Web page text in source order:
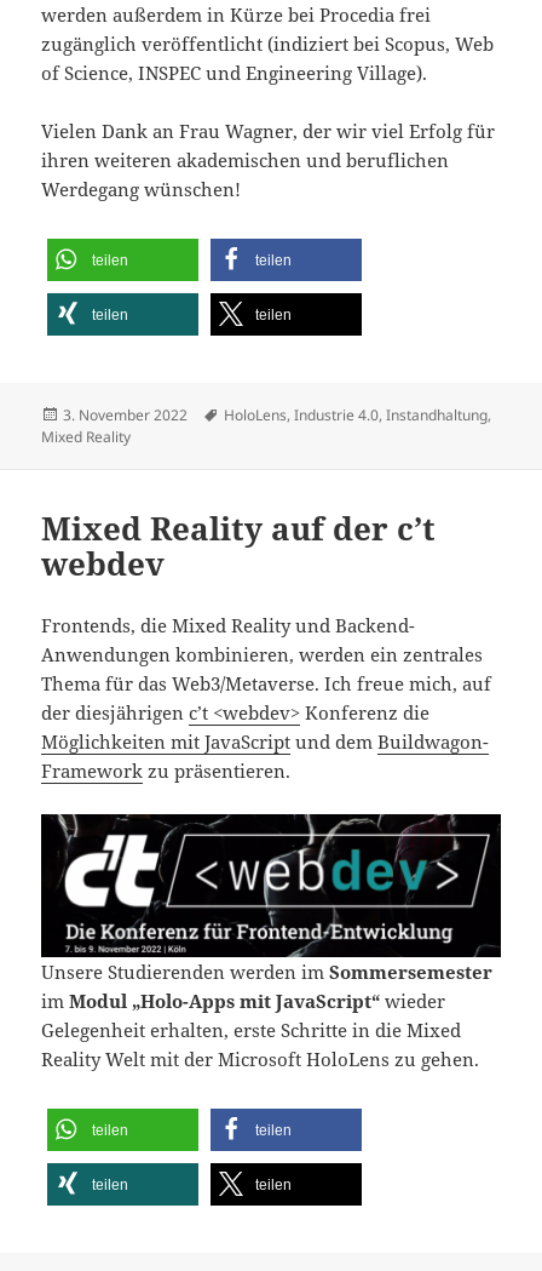
werden außerdem in Kürze bei Procedia frei
zugänglich veröffentlicht (indiziert bei Scopus, Web
of Science, INSPEC und Engineering Village).
Vielen Dank an Frau Wagner, der wir viel Erfolg für
ihren weiteren akademischen und beruflichen
Werdegang wünschen!
teilen teilen
teilen teilen
Veröffentlicht
am
3. November 2022 Schlagwörter
HoloLens,Industrie 4.0,Instandhaltung,
Mixed Reality
Mixed Reality auf der c’t
webdev
Frontends, die Mixed Reality und Backend-
Anwendungen kombinieren, werden ein zentrales
Thema für das Web3/Metaverse. Ich freue mich, auf
der diesjährigenc’t <webdev> Konferenz die
Möglichkeiten mit JavaScript und demBuildwagon-
Framework zu präsentieren.
Unsere Studierenden werden imSommersemester
imModul „Holo-Apps mit JavaScript“ wieder
Gelegenheit erhalten, erste Schritte in die Mixed
Reality Welt mit der Microsoft HoloLens zu gehen.
teilen teilen
teilen teilen